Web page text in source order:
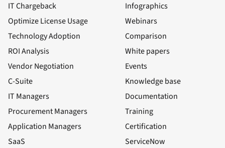
IT Chargeback
Optimize License Usage
Technology Adoption
ROI Analysis
Vendor Negotiation
C-Suite
IT Managers
Procurement Managers
Application Managers
SaaS
Infographics
Webinars
Comparison
White papers
Events
Knowledge base
Documentation
Training
Certification
ServiceNow